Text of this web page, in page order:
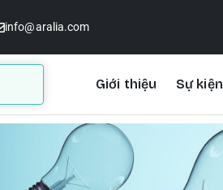
info@aralia.com
Giới thiệu Sự kiện